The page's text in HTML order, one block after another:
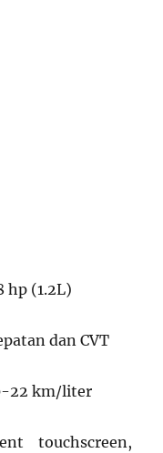
hp (1.2L)
dan CVT
22 km/liter
touchscreen,